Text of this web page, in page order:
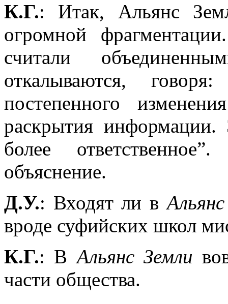
К.Г.: Итак, Альянс
огромной
считали
откалываются,
постепенного
раскрытия
более
объяснение.
Д.У.: Входят ли вАльянс
вроде суфийских школ
К.Г.: ВАльянс Земли
части общества.